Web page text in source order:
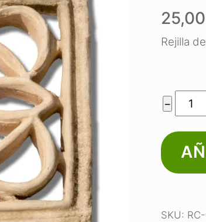
25,00
Rejilla
−
Rejilla
"flor"
20
SKU: